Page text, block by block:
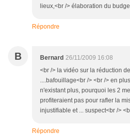
lieux,<br /> élaboration du
Répondre
B Bernard 26/11/2009 16:08
<br /> la vidéo sur la réduction
....bafouillage<br /> <br /> en
n'existant plus, pourquoi les 2
profiteraient pas pour rafler la
injustifiable et ... suspect<br />
Répondre